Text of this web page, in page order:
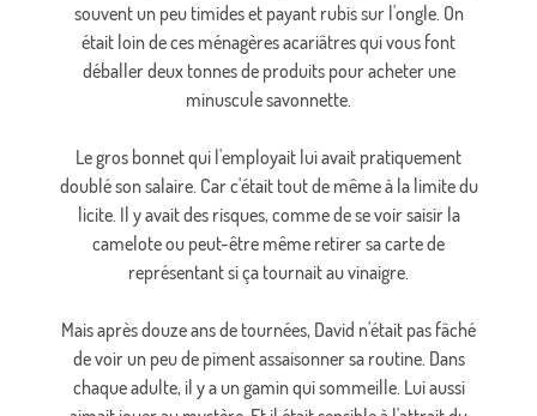
souvent un peu timides et payant rubis sur l'ongle. On
était loin de ces ménagères acariâtres qui vous font
déballer deux tonnes de produits pour acheter une
minuscule savonnette.
Le gros bonnet qui l'employait lui avait pratiquement
doublé son salaire. Car c'était tout de même à la limite du
licite. Il y avait des risques, comme de se voir saisir la
camelote ou peut-être même retirer sa carte de
représentant si ça tournait au vinaigre.
Mais après douze ans de tournées, David n'était pas fâché
de voir un peu de piment assaisonner sa routine. Dans
chaque adulte, il y a un gamin qui sommeille. Lui aussi